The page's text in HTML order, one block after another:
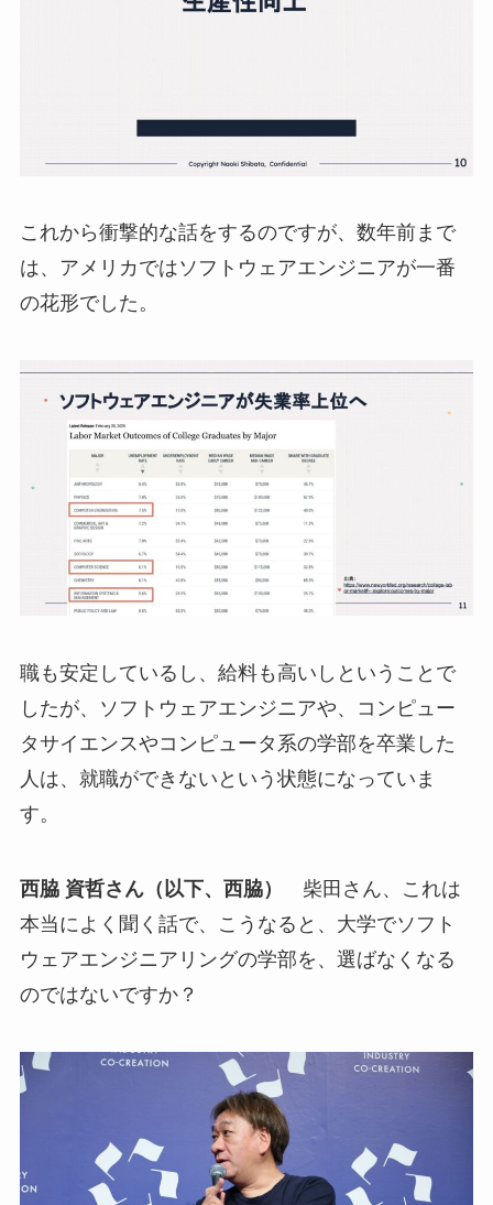
これから衝撃的な話をするのですが、数年前まで
は、アメリカではソフトウェアエンジニアが一番
の花形でした。
職も安定しているし、給料も高いしということで
したが、ソフトウェアエンジニアや、コンピュー
タサイエンスやコンピュータ系の学部を卒業した
人は、就職ができないという状態になっていま
す。
西脇 資哲さん（以下、西脇） 柴田さん、これは
本当によく聞く話で、こうなると、大学でソフト
ウェアエンジニアリングの学部を、選ばなくなる
のではないですか？